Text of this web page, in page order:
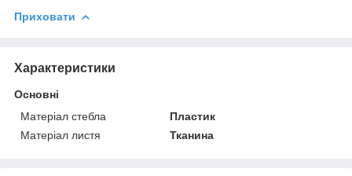
Приховати
Характеристики
Основні
Матеріал стебла
Пластик
Матеріал листя
Тканина